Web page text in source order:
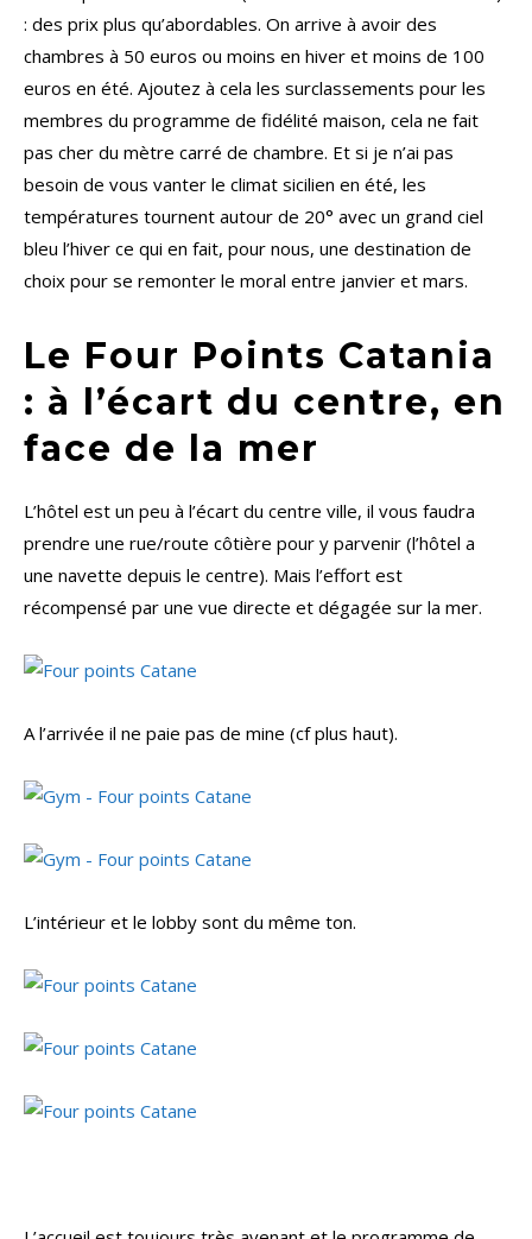
: des prix plus qu’abordables. On arrive à avoir des
chambres à 50 euros ou moins en hiver et moins de 100
euros en été. Ajoutez à cela les surclassements pour les
membres du programme de fidélité maison, cela ne fait
pas cher du mètre carré de chambre. Et si je n’ai pas
besoin de vous vanter le climat sicilien en été, les
températures tournent autour de 20° avec un grand ciel
bleu l’hiver ce qui en fait, pour nous, une destination de
choix pour se remonter le moral entre janvier et mars.
Le Four Points Catania
: à l’écart du centre, en
face de la mer
L’hôtel est un peu à l’écart du centre ville, il vous faudra
prendre une rue/route côtière pour y parvenir (l’hôtel a
une navette depuis le centre). Mais l’effort est
récompensé par une vue directe et dégagée sur la mer.
A l’arrivée il ne paie pas de mine (cf plus haut).
L’intérieur et le lobby sont du même ton.